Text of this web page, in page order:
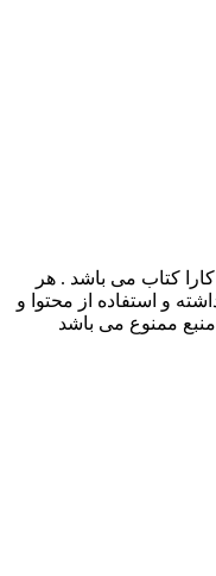
کتاب می باشد . هر
و استفاده از محتوا و
ممنوع می باشد